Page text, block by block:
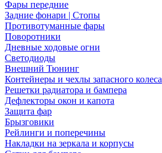
Фары передние
Задние фонари | Стопы
Противотуманные фары
Поворотники
Дневные ходовые огни
Светодиоды
Внешний Тюнинг
Контейнеры и чехлы запасного колеса
Решетки радиатора и бампера
Дефлекторы окон и капота
Защита фар
Брызговики
Рейлинги и поперечины
Накладки на зеркала и корпусы